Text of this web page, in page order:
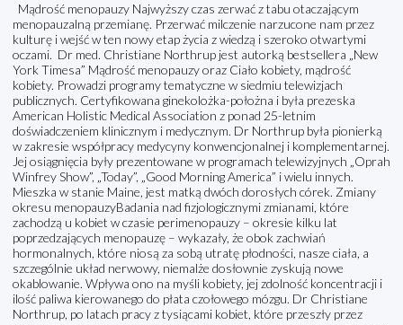
Mądrość menopauzy Najwyższy czas zerwać z tabu otaczającym
menopauzalną przemianę. Przerwać milczenie narzucone nam przez
kulturę i wejść w ten nowy etap życia z wiedzą i szeroko otwartymi
oczami. Dr med. Christiane Northrup jest autorką bestsellera „New
York Timesa” Mądrość menopauzy oraz Ciało kobiety, mądrość
kobiety. Prowadzi programy tematyczne w siedmiu telewizjach
publicznych. Certyfikowana ginekolożka-położna i była prezeska
American Holistic Medical Association z ponad 25-letnim
doświadczeniem klinicznym i medycznym. Dr Northrup była pionierką
w zakresie współpracy medycyny konwencjonalnej i komplementarnej.
Jej osiągnięcia były prezentowane w programach telewizyjnych „Oprah
Winfrey Show”, „Today”, „Good Morning America” i wielu innych.
Mieszka w stanie Maine, jest matką dwóch dorosłych córek. Zmiany
okresu menopauzyBadania nad fizjologicznymi zmianami, które
zachodzą u kobiet w czasie perimenopauzy – okresie kilku lat
poprzedzających menopauzę – wykazały, że obok zachwiań
hormonalnych, które niosą za sobą utratę płodności, nasze ciała, a
szczególnie układ nerwowy, niemalże dosłownie zyskują nowe
okablowanie. Wpływa ono na myśli kobiety, jej zdolność koncentracji i
ilość paliwa kierowanego do płata czołowego mózgu. Dr Christiane
Northrup, po latach pracy z tysiącami kobiet, które przeszły przez